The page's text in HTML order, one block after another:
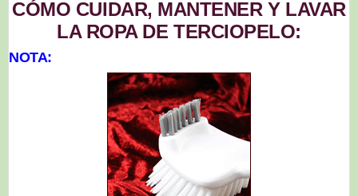
CÓMO CUIDAR, MANTENER Y LAVAR
LA ROPA DE TERCIOPELO:
NOTA: